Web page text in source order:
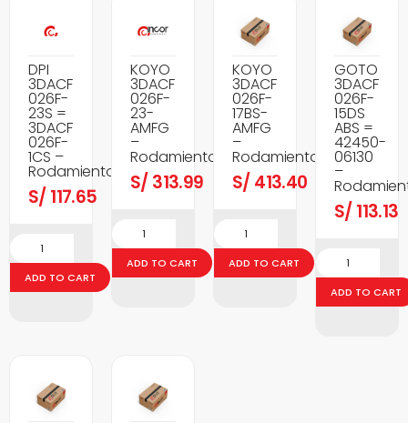
DPI
3DACF
026F-
23S =
3DACF
026F-
1CS –
Rodamientos
S/ 117.65
ADD TO CART
KOYO
3DACF
026F-
23-
AMFG
–
Rodamientos
S/ 313.99
ADD TO CART
KOYO
3DACF
026F-
17BS-
AMFG
–
Rodamientos
S/ 413.40
ADD TO CART
GOTO
3DACF
026F-
15DS
ABS =
42450-
06130
–
S/ 113.13
ADD TO CART